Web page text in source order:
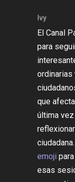
Ivy
El Canal
para
ordinarias
que
última
emojipara
esas